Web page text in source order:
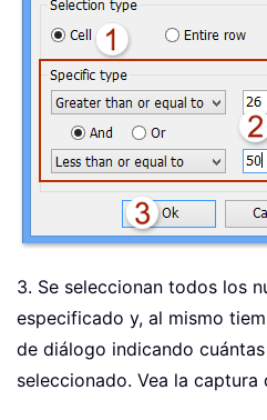
3. Se seleccionan todos los
especificado y, al mismo
de diálogo indicando
seleccionado. Vea la captura